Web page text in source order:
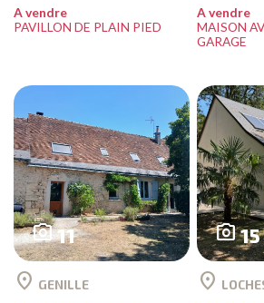
A vendre
PAVILLON DE PLAIN PIED
A vendre
MAISON
GARAGE
photo_camera11
location_on GENILLE
photo_camera15
location_on